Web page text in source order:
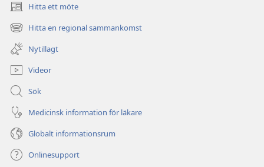
Hitta ett möte
(öppnar
nytt
fönster)
Hitta en regional sammankomst
(öppnar
nytt
fönster)
Nytillagt
Videor
Sök
Medicinsk information för läkare
Globalt informationsrum
Onlinesupport